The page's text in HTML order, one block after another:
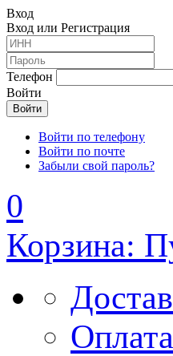
Вход
Вход или Регистрация
Телефон
Войти
Войти по телефону
Войти по почте
Забыли свой пароль?
0
Корзина: